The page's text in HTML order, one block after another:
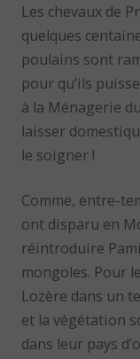
Les chevaux de
quelques
poulains sont
pour qu’ils
à la Ménagerie
laisser
le soigner !
Comme, entre-
ont disparu en
réintroduire
mongoles. Pour
Lozère dans un
et la végétation
dans leur pays